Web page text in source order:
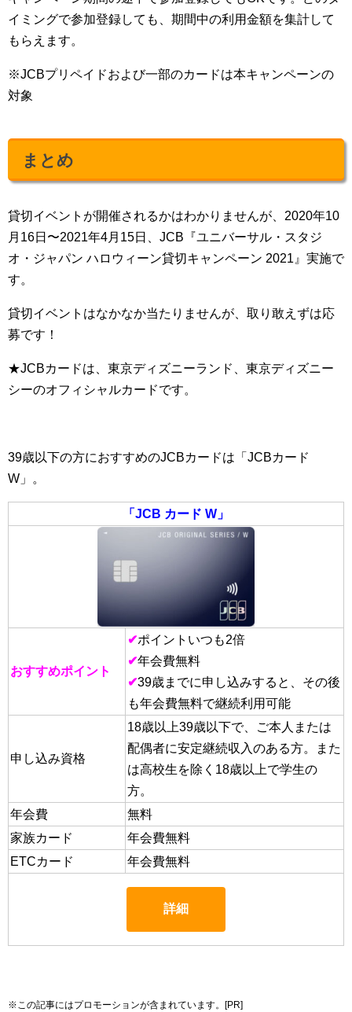
イミングで参加登録しても、期間中の利用金額を集計して
もらえます。
※JCBプリペイドおよび一部のカードは本キャンペーンの
対象
まとめ
貸切イベントが開催されるかはわかりませんが、2020年10
月16日〜2021年4月15日、JCB『ユニバーサル・スタジ
オ・ジャパン ハロウィーン貸切キャンペーン 2021』実施で
す。
貸切イベントはなかなか当たりませんが、取り敢えずは応
募です！
★JCBカードは、東京ディズニーランド、東京ディズニー
シーのオフィシャルカードです。
39歳以下の方におすすめのJCBカードは「JCBカード
W」。
「JCB カード W」
おすすめポイント
✔ポイントいつも2倍
✔年会費無料
✔39歳までに申し込みすると、その後
も年会費無料で継続利用可能
申し込み資格
18歳以上39歳以下で、ご本人または
配偶者に安定継続収入のある方。また
は高校生を除く18歳以上で学生の
方。
年会費
無料
家族カード
年会費無料
ETCカード
年会費無料
詳細
※この記事にはプロモーションが含まれています。[PR]